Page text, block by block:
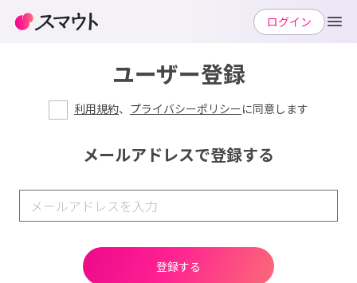
ユーザー登録
利用規約、 プライバシーポリシーに同意します
メールアドレスで登録する
ログイン